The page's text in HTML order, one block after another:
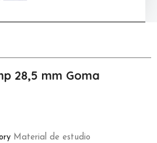
28,5 mm Goma
Material de estudio